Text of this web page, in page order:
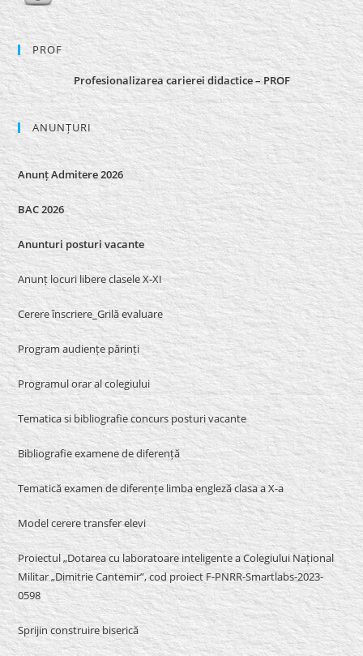
PROF
Profesionalizarea carierei didactice – PROF
ANUNȚURI
Anunț Admitere 2026
BAC 2026
Anunturi posturi vacante
Anunț locuri libere clasele X-XI
Cerere înscriere_Grilă evaluare
Program audiențe părinți
Programul orar al colegiului
Tematica si bibliografie concurs posturi vacante
Bibliografie examene de diferență
Tematică examen de diferențe limba engleză clasa a X-a
Model cerere transfer elevi
Proiectul „Dotarea cu laboratoare inteligente a Colegiului Național
Militar „Dimitrie Cantemir”, cod proiect F-PNRR-Smartlabs-2023-
0598
Sprijin construire biserică